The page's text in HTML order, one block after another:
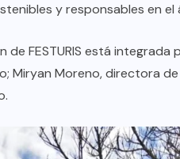
y responsables en el
de FESTURIS está integrada
Miryan Moreno, directora
BRAZIL